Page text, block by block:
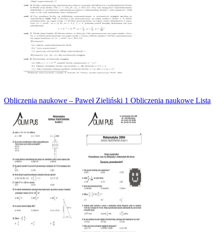
Obliczenia naukowe – Paweł Zieliński 1 Obliczenia naukowe Lista